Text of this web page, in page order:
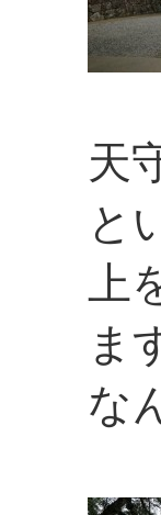
天
と
ま
な